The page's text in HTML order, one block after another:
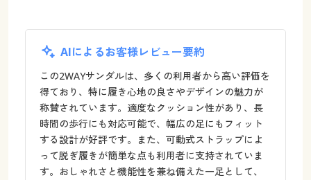
AIによるお客様レビュー要約
この2WAYサンダルは、多くの利用者から高い評価を
得ており、特に履き心地の良さやデザインの魅力が
称賛されています。適度なクッション性があり、長
時間の歩行にも対応可能で、幅広の足にもフィット
する設計が好評です。また、可動式ストラップによ
って脱ぎ履きが簡単な点も利用者に支持されていま
す。おしゃれさと機能性を兼ね備えた一足として、